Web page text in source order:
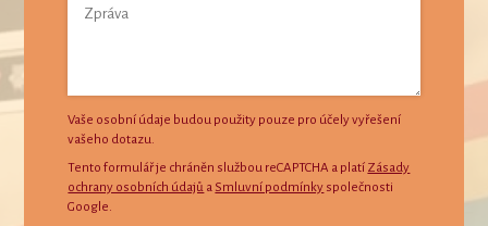
Vaše osobní údaje budou použity pouze pro účely vyřešení
vašeho dotazu.
Tento formulář je chráněn službou reCAPTCHA a platí Zásady
ochrany osobních údajů a Smluvní podmínky společnosti
Google.